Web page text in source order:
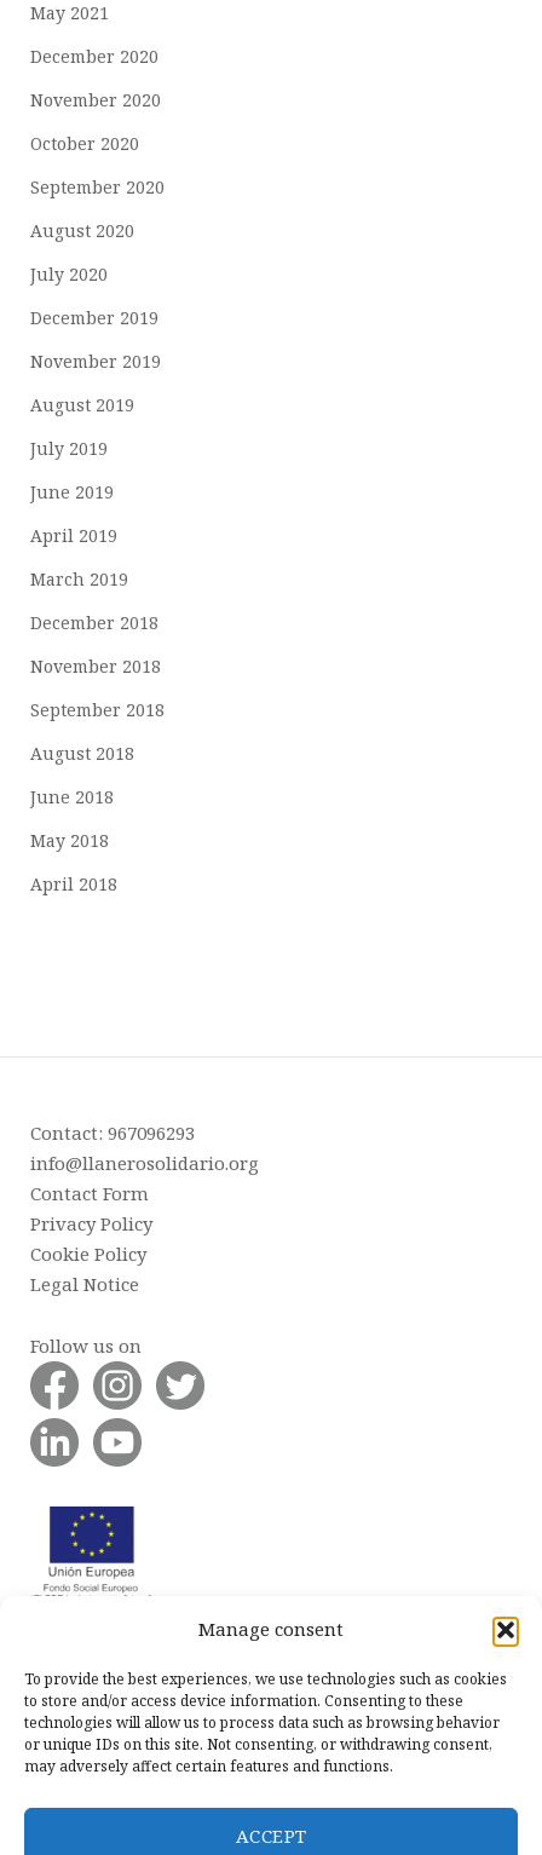
Manage consent
To provide the best experiences, we use technologies such as cookies
to store and/or access device information. Consenting to these
technologies will allow us to process data such as browsing behavior
or unique IDs on this site. Not consenting, or withdrawing consent,
may adversely affect certain features and functions.
ACCEPT
May 2021
December 2020
November 2020
October 2020
September 2020
August 2020
July 2020
December 2019
November 2019
August 2019
July 2019
June 2019
April 2019
March 2019
December 2018
November 2018
September 2018
August 2018
June 2018
May 2018
April 2018
Contact: 967096293
info@llanerosolidario.org
Contact Form
Privacy Policy
Cookie Policy
Legal Notice
Follow us on